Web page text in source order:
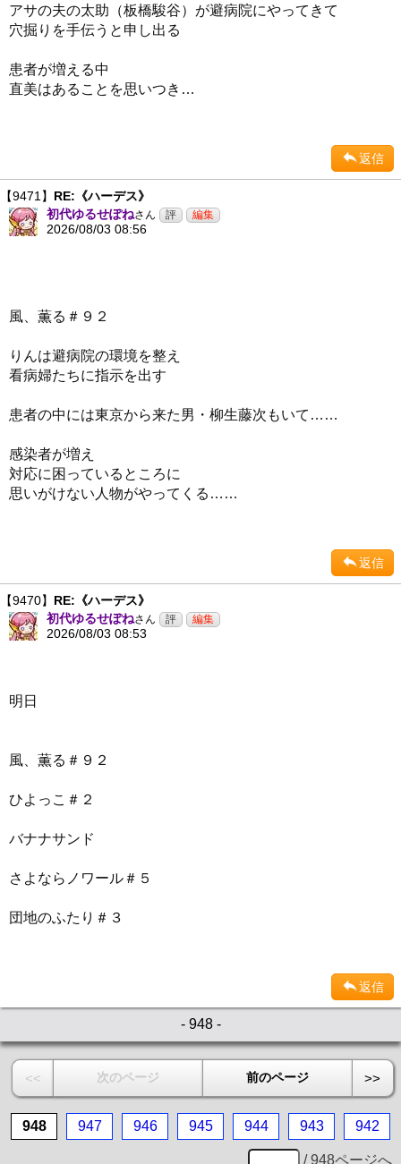
アサの夫の太助（板橋駿谷）が避病院にやってきて
穴掘りを手伝うと申し出る
患者が増える中
直美はあることを思いつき…
返信
【9471】 RE:《ハーデス》
初代ゆるせぽねさん
2026/08/03 08:56
風、薫る＃９２
りんは避病院の環境を整え
看病婦たちに指示を出す
患者の中には東京から来た男・柳生藤次もいて……
感染者が増え
対応に困っているところに
思いがけない人物がやってくる……
返信
【9470】 RE:《ハーデス》
初代ゆるせぽねさん
2026/08/03 08:53
明日
風、薫る＃９２
ひよっこ＃２
バナナサンド
さよならノワール＃５
団地のふたり＃３
返信
- 948 -
<< 次のページ 前のページ >>
948 947 946 945 944 943 942
/ 948ページへ